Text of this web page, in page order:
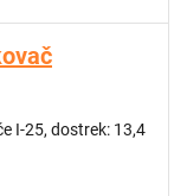
I-25, dostrek: 13,4